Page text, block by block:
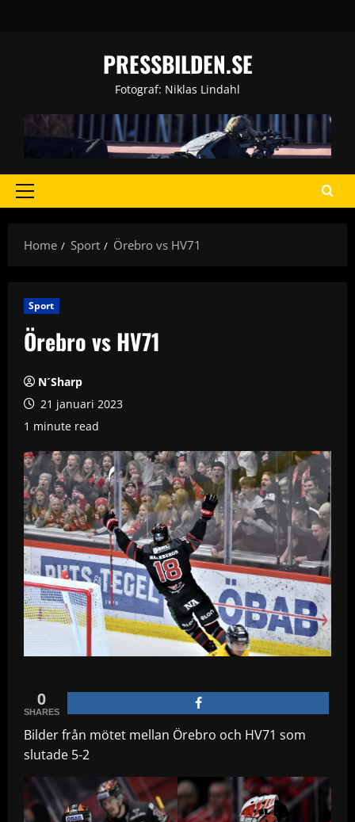
PRESSBILDEN.SE
Fotograf: Niklas Lindahl
Primary
Home
Sport Örebro vs HV71
Sport
Örebro vs HV71
N´Sharp
21 januari 2023
1 minute read
0
SHARES
Bilder från mötet mellan Örebro och HV71 som
slutade 5-2